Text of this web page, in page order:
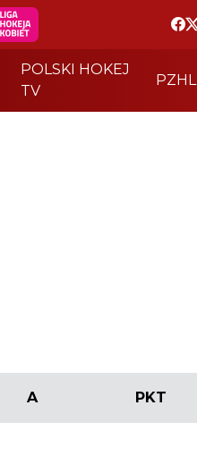
POLSKI HOKEJ
TV
PZHL
A PKT